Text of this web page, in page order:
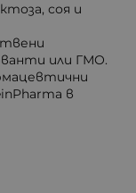
соя и
или ГМО.
в